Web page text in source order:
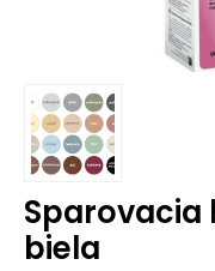
Sparovacia
biela